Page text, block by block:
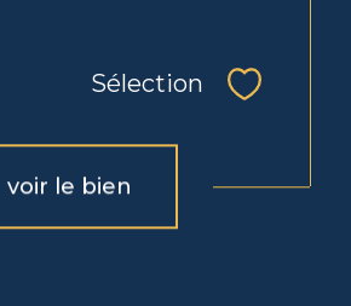
Sélection
voir le bien